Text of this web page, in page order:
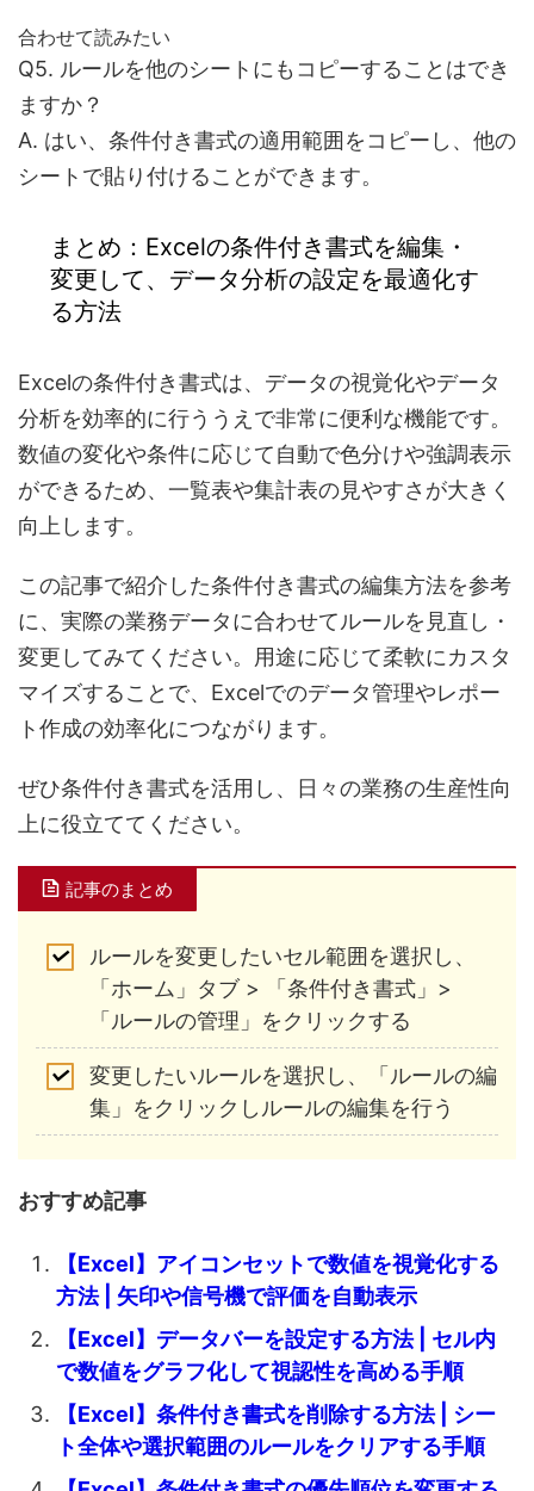
合わせて読みたい
Q5. ルールを他のシートにもコピーすることはでき
ますか？
A. はい、条件付き書式の適用範囲をコピーし、他の
シートで貼り付けることができます。
まとめ：Excelの条件付き書式を編集・
変更して、データ分析の設定を最適化す
る方法
Excelの条件付き書式は、データの視覚化やデータ
分析を効率的に行ううえで非常に便利な機能です。
数値の変化や条件に応じて自動で色分けや強調表示
ができるため、一覧表や集計表の見やすさが大きく
向上します。
この記事で紹介した条件付き書式の編集方法を参考
に、実際の業務データに合わせてルールを見直し・
変更してみてください。用途に応じて柔軟にカスタ
マイズすることで、Excelでのデータ管理やレポー
ト作成の効率化につながります。
ぜひ条件付き書式を活用し、日々の業務の生産性向
上に役立ててください。
記事のまとめ
ルールを変更したいセル範囲を選択し、
「ホーム」タブ > 「条件付き書式」>
「ルールの管理」をクリックする
変更したいルールを選択し、「ルールの編
集」をクリックしルールの編集を行う
おすすめ記事
【Excel】アイコンセットで数値を視覚化する
方法 | 矢印や信号機で評価を自動表示
【Excel】データバーを設定する方法 | セル内
で数値をグラフ化して視認性を高める手順
【Excel】条件付き書式を削除する方法 | シー
ト全体や選択範囲のルールをクリアする手順